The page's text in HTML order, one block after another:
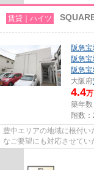
賃貸｜ハイツ
阪急
阪急
阪急
大阪府
4.4
築年数
階数
豊中エリアの地域に根付
なご要望にも対応させて